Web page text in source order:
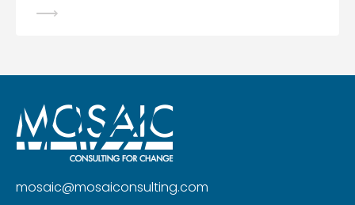
⟶
mosaic@mosaiconsulting.com